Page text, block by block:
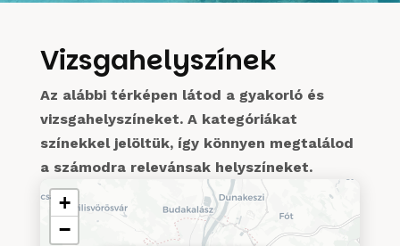
Vizsgahelyszínek
Az alábbi térképen látod a gyakorló és
vizsgahelyszíneket. A kategóriákat
színekkel jelöltük, így könnyen megtalálod
a számodra relevánsak helyszíneket.
+
−